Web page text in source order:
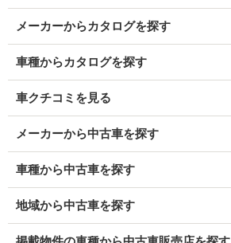
メーカーからカタログを探す
車種からカタログを探す
車クチコミを見る
メーカーから中古車を探す
車種から中古車を探す
地域から中古車を探す